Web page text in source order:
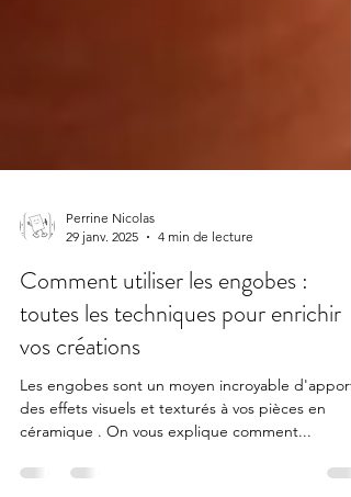
29 janv. 2025
4 min de lecture
Comment utiliser les engobes :
toutes les techniques pour enrichir
vos créations
Les engobes sont un moyen incroyable d'apporter